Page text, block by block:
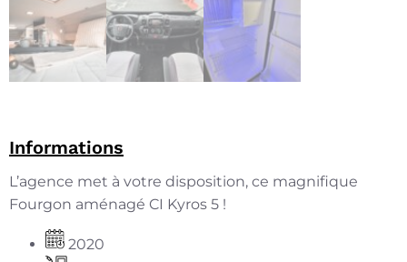
Informations
L’agence met à votre disposition, ce magnifique
Fourgon aménagé CI Kyros 5 !
2020